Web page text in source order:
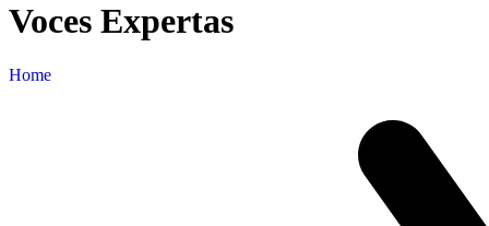
Voces Expertas
Home